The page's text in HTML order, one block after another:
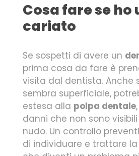
Cosa fare se ho
cariato
Se sospetti di avere un
prima cosa da fare è
visita dal dentista. Anche
sembra superficiale,
estesa alla polpa dentale
danni che non sono
nudo. Un controllo
di individuare e trattare